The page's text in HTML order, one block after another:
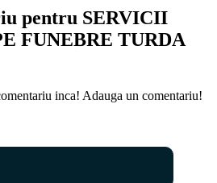
pentru SERVICII
FUNEBRE TURDA
inca! Adauga un comentariu!